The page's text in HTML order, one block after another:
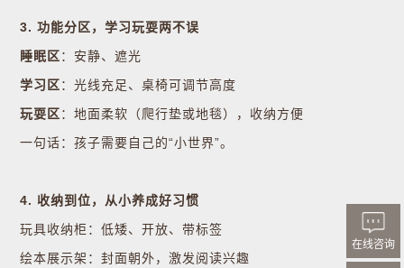
在线咨询
3. 功能分区，学习玩耍两不误
睡眠区：安静、遮光
学习区：光线充足、桌椅可调节高度
玩耍区：地面柔软（爬行垫或地毯），收纳方便
一句话：孩子需要自己的“小世界”。
4. 收纳到位，从小养成好习惯
玩具收纳柜：低矮、开放、带标签
绘本展示架：封面朝外，激发阅读兴趣